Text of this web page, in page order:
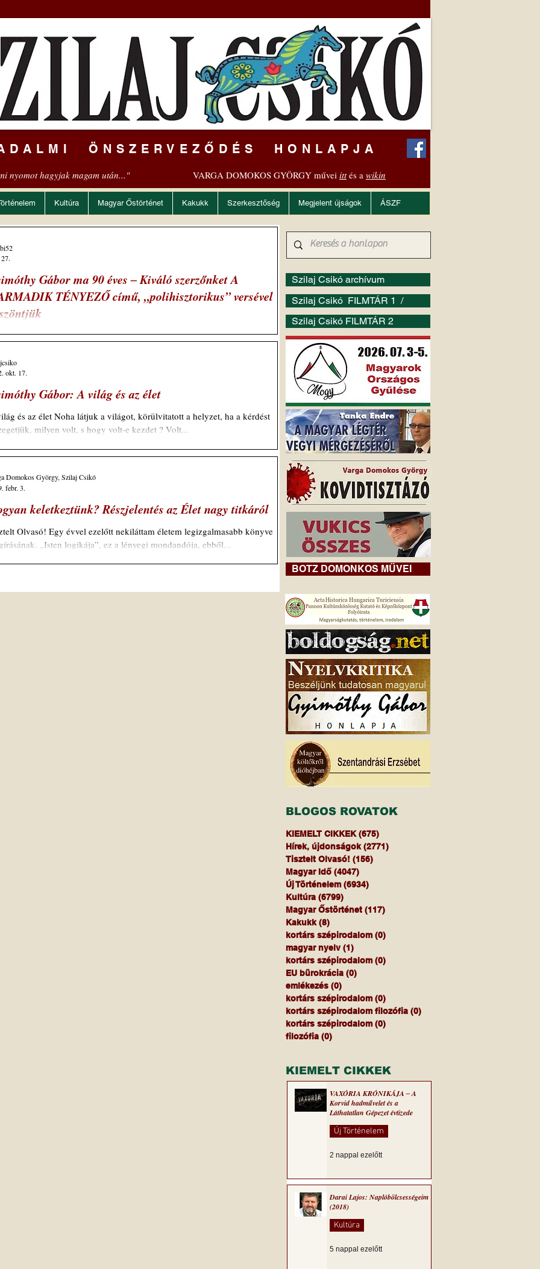
ÖNSZERVEZŐDÉS HONLAPJA
nyomot hagyjak magam után..." VARGA DOMOKOS GYÖRGY művei ittés a wikin
Kultúra Magyar Őstörténet Kakukk Szerkesztőség Megjelent újságok ÁSZF
Gábor ma 90 éves ‒ Kiváló szerzőnket A
TÉNYEZŐ című, „polihisztorikus” versével
éltessen ilyen tiszta lélekkel s elmével sokáig, kedves Gábor! A
kinek e téren igazolt s okosabb elmélete van!) Négymiliárd éve
kopár volt még e Földgolyó. Tenger se volt tán még rajta, sehol egy
Ámde jött a nagy-nagy eső, üstökösök zuhataga, víz
forró láván, gőzzé vált a légkör maga. (Üstökösök bombázása
rettenő nagy hévvel, lehet hogy korábban zajlott,
Gyimóthy Gábor: A világ és az élet
és az élet Noha látjuk a világot, körülvitatott a helyzet, ha a kérdést
feszegetjük, milyen volt, s hogy volt-e kezdet ? Volt...
okt. 17.
keletkeztünk? Részjelentés az Élet nagy titkáról
Olvasó! Egy évvel ezelőtt nekiláttam életem legizgalmasabb könyve
„Isten logikája”, ez a lényegi mondandója, ebből...
Domokos György, Szilaj Csikó
febr. 3.
Szilaj Csikó archívum
Szilaj Csikó FILMTÁR 1 /
Szilaj Csikó FILMTÁR 2
BOTZ DOMONKOS MŰVEI
BLOGOS ROVATOK
KIEMELT CIKKEK (675)
Hírek, újdonságok (2771)
Tisztelt Olvasó! (156)
Magyar Idő (4047)
Új Történelem (6934)
Kultúra (6799)
Magyar Őstörténet (117)
Kakukk (8)
kortárs szépirodalom (0)
magyar nyelv (1)
kortárs szépirodalom (0)
EU bürokrácia (0)
emlékezés (0)
kortárs szépirodalom (0)
kortárs szépirodalom filozófia (0)
kortárs szépirodalom (0)
filozófia (0)
KIEMELT CIKKEK
VAXÓRIA KRÓNIKÁJA ‒ A
Korvid hadművelet és a
Láthatatlan Gépezet évtizede
Új Történelem
2 nappal ezelőtt
Darai Lajos: Naplóbölcsességeim
(2018)
Kultúra
5 nappal ezelőtt